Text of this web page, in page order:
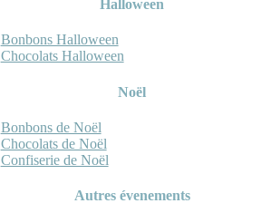
Halloween
Bonbons Halloween
Chocolats Halloween
Noël
Bonbons de Noël
Chocolats de Noël
Confiserie de Noël
Autres évenements